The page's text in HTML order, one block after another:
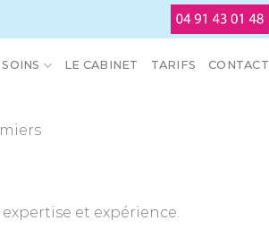
SOINS LE CABINET TARIFS CONTACT
et expérience.